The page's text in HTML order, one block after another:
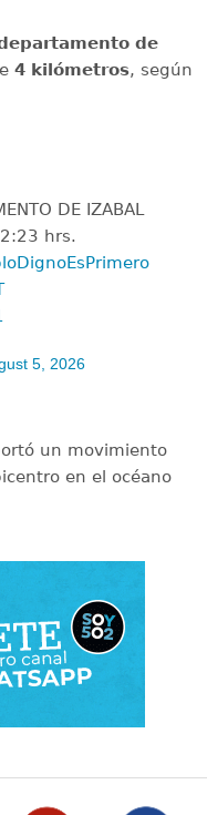
de
4 kilómetros, según
DE IZABAL
hrs.
5, 2026
un movimiento
en el océano